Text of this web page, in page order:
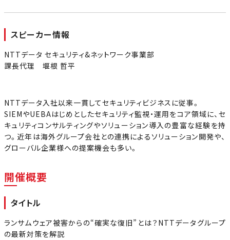
スピーカー情報
NTTデータ セキュリティ&ネットワーク事業部
課長代理 堰根 哲平
NTTデータ入社以来一貫してセキュリティビジネスに従事。
SIEMやUEBAはじめとしたセキュリティ監視・運用をコア領域に、セ
キュリティコンサルティングやソリューション導入の豊富な経験を持
つ。近年は海外グループ会社との連携によるソリューション開発や、
グローバル企業様への提案機会も多い。
開催概要
タイトル
ランサムウェア被害からの“確実な復旧”とは？NTTデータグループ
の最新対策を解説